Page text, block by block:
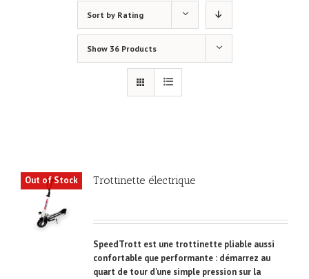
Sort by Rating
Show 36 Products
Out of Stock Trottinette électrique
SpeedTrott est une trottinette pliable aussi
confortable que performante : démarrez au
quart de tour d'une simple pression sur la